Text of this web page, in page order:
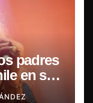
padres
en su